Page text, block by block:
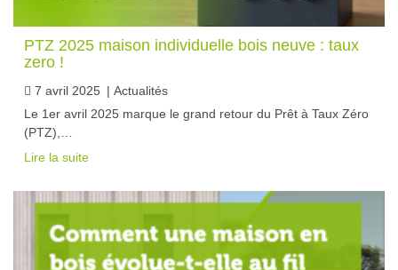
PTZ 2025 maison individuelle bois neuve : taux
zero !
7 avril 2025 | Actualités
Le 1er avril 2025 marque le grand retour du Prêt à Taux Zéro
(PTZ),…
Lire la suite